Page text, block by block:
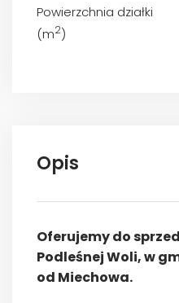
Powierzchnia działki
(m2)
Opis
Oferujemy do
Podleśnej Woli, w
od Miechowa.